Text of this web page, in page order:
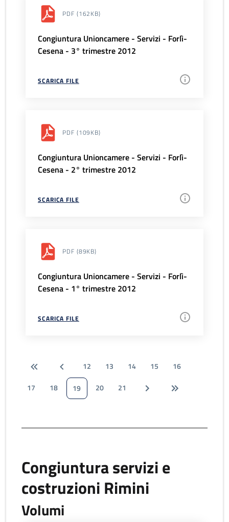
PDF (162KB)
Congiuntura Unioncamere - Servizi - Forlì-
Cesena - 3° trimestre 2012
SCARICA FILE
PDF (109KB)
Congiuntura Unioncamere - Servizi - Forlì-
Cesena - 2° trimestre 2012
SCARICA FILE
PDF (89KB)
Congiuntura Unioncamere - Servizi - Forlì-
Cesena - 1° trimestre 2012
SCARICA FILE
12 13 14 15
16
17
18 19 20 21
Congiuntura servizi e
costruzioni Rimini
Volumi